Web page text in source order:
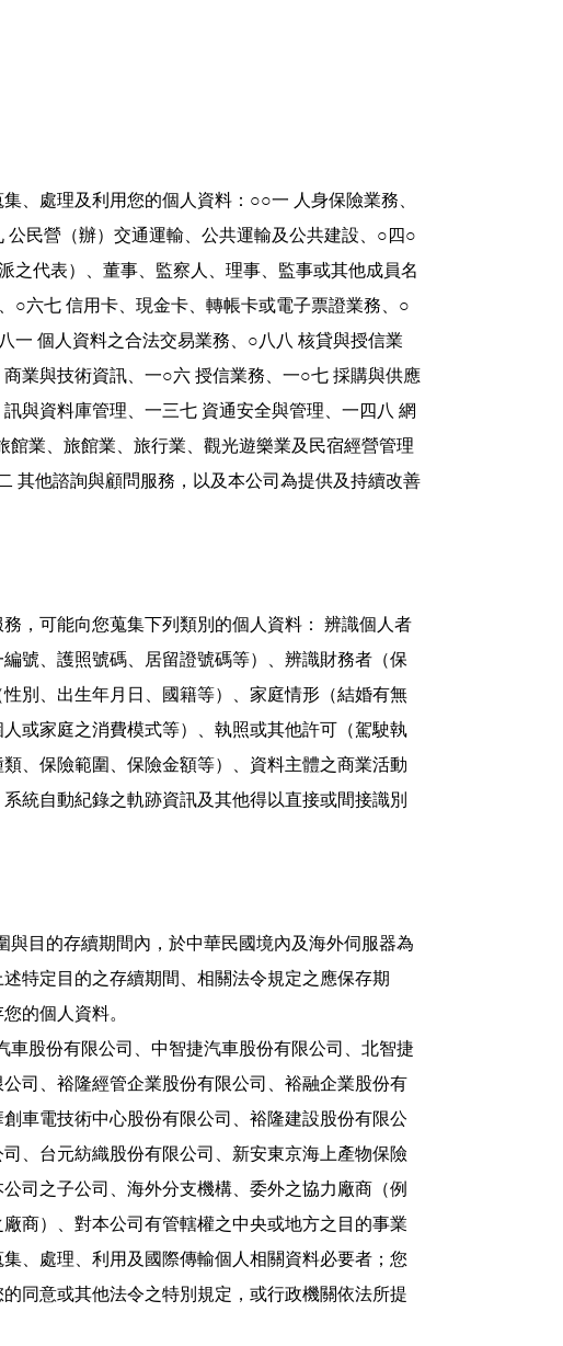
、處理及利用您的個人資料：○○一 人身保險業務、
民營（辦）交通運輸、公共運輸及公共建設、○四○
之代表）、董事、監察人、理事、監事或其他成員名
○六七 信用卡、現金卡、轉帳卡或電子票證業務、○
一 個人資料之合法交易業務、○八八 核貸與授信業
業與技術資訊、一○六 授信業務、一○七 採購與供應
與資料庫管理、一三七 資通安全與管理、一四八 網
業、旅館業、旅行業、觀光遊樂業及民宿經營管理
其他諮詢與顧問服務，以及本公司為提供及持續改善
，可能向您蒐集下列類別的個人資料： 辨識個人者
號、護照號碼、居留證號碼等）、辨識財務者（保
別、出生年月日、國籍等）、家庭情形（結婚有無
或家庭之消費模式等）、執照或其他許可（駕駛執
、保險範圍、保險金額等）、資料主體之商業活動
統自動紀錄之軌跡資訊及其他得以直接或間接識別
目的存續期間內，於中華民國境內及海外伺服器為
特定目的之存續期間、相關法令規定之應保存期
的個人資料。
股份有限公司、中智捷汽車股份有限公司、北智捷
司、裕隆經管企業股份有限公司、裕融企業股份有
車電技術中心股份有限公司、裕隆建設股份有限公
、台元紡織股份有限公司、新安東京海上產物保險
司之子公司、海外分支機構、委外之協力廠商（例
商）、對本公司有管轄權之中央或地方之目的事業
、處理、利用及國際傳輸個人相關資料必要者；您
同意或其他法令之特別規定，或行政機關依法所提